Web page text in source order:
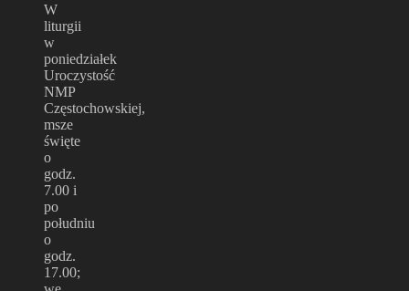
W
liturgii
w
poniedziałek
Uroczystość
NMP
Częstochowskiej,
msze
święte
o
godz.
7.00 i
po
południu
o
godz.
17.00;